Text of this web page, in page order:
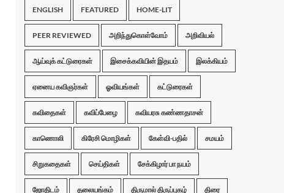
ENGLISH FEATURED HOME-LIT
PEER REVIEWED அறிந்துகொள்வோம் அறிவியல்
ஆய்வுக் கட்டுரைகள் இசைக்கவியின் இதயம் இலக்கியம்
ஏனைய கவிஞர்கள் ஓவியங்கள் கட்டுரைகள்
கவிதைகள் கவிப்பேழை கவியரசு கண்ணதாசன்
காணொலி கிரேசி மொழிகள் கேள்வி-பதில் சமயம்
சிறுகதைகள் செய்திகள் சேக்கிழார் பா நயம்
ஜோதிடம் தலையங்கம் திருமால் திருப்புகழ் திரை